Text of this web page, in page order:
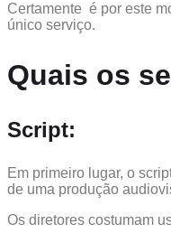
Certamente é por este
único serviço.
Quais os
Script:
Em primeiro lugar, o
de uma produção
Os diretores costumam